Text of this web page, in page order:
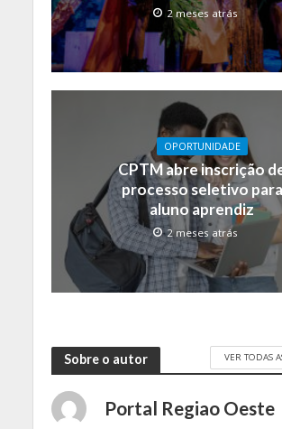
2 meses atrás
OPORTUNIDADE
CPTM abre inscrição
processo seletivo para
aluno aprendiz
2 meses atrás
Sobre o autor VER TODAS
Portal Regiao Oeste